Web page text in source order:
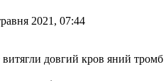
2021, 07:44